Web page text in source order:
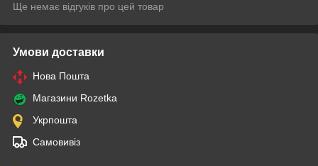
Ще немає відгуків про цей товар
Умови доставки
Нова Пошта
Магазини Rozetka
Укрпошта
Самовивіз